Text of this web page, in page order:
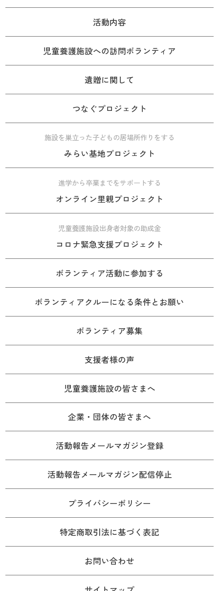
活動内容
児童養護施設への訪問ボランティア
遺贈に関して
つなぐプロジェクト
施設を巣立った子どもの居場所作りをする
みらい基地プロジェクト
進学から卒業までをサポートする
オンライン里親プロジェクト
児童養護施設出身者対象の助成金
コロナ緊急支援プロジェクト
ボランティア活動に参加する
ボランティアクルーになる条件とお願い
ボランティア募集
支援者様の声
児童養護施設の皆さまへ
企業・団体の皆さまへ
活動報告メールマガジン登録
活動報告メールマガジン配信停止
プライバシーポリシー
特定商取引法に基づく表記
お問い合わせ